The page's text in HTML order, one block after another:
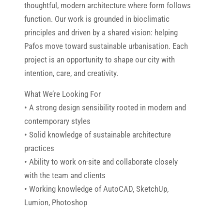
thoughtful, modern architecture where form follows
function. Our work is grounded in bioclimatic
principles and driven by a shared vision: helping
Pafos move toward sustainable urbanisation. Each
project is an opportunity to shape our city with
intention, care, and creativity.
What We’re Looking For
• A strong design sensibility rooted in modern and
contemporary styles
• Solid knowledge of sustainable architecture
practices
• Ability to work on-site and collaborate closely
with the team and clients
• Working knowledge of AutoCAD, SketchUp,
Lumion, Photoshop